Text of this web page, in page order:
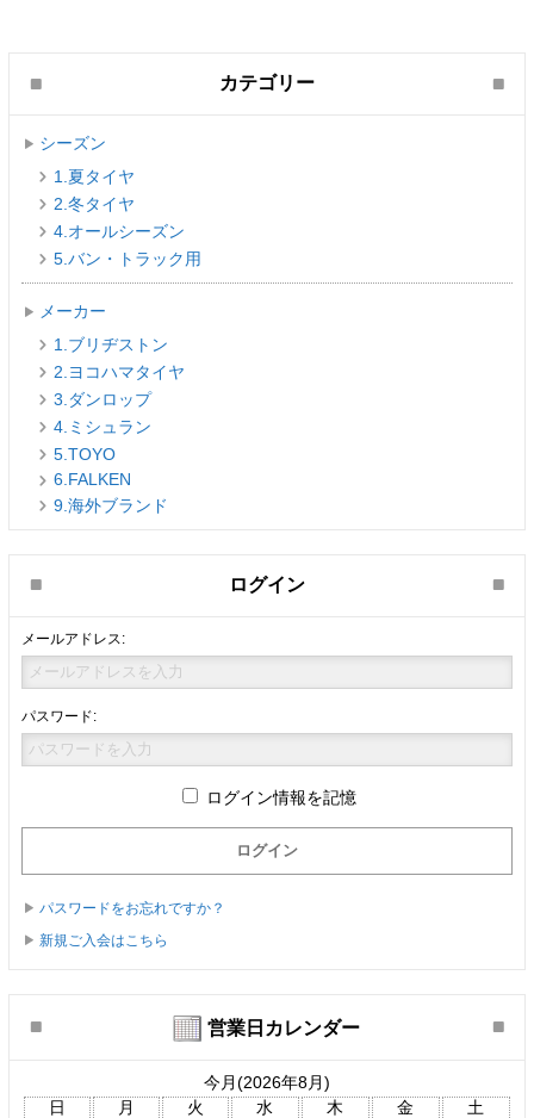
カテゴリー
シーズン
1.夏タイヤ
2.冬タイヤ
4.オールシーズン
5.バン・トラック用
メーカー
1.ブリヂストン
2.ヨコハマタイヤ
3.ダンロップ
4.ミシュラン
5.TOYO
6.FALKEN
9.海外ブランド
ログイン
メールアドレス:
パスワード:
ログイン情報を記憶
パスワードをお忘れですか？
新規ご入会はこちら
営業日カレンダー
今月(2026年8月)
日
月 火 水 木 金
土